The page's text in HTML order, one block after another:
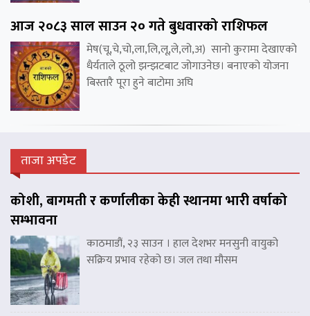
आज २०८३ साल साउन २० गते बुधवारको राशिफल
मेष(चू,चे,चो,ला,लि,लू,ले,लो,अ) सानो कुरामा देखाएको
धैर्यताले ठूलो झन्झटबाट जोगाउनेछ। बनाएको योजना
बिस्तारै पूरा हुने बाटोमा अघि
ताजा अपडेट
कोशी, बागमती र कर्णालीका केही स्थानमा भारी वर्षाको
सम्भावना
काठमाडौं, २३ साउन । हाल देशभर मनसुनी वायुको
सक्रिय प्रभाव रहेको छ। जल तथा मौसम